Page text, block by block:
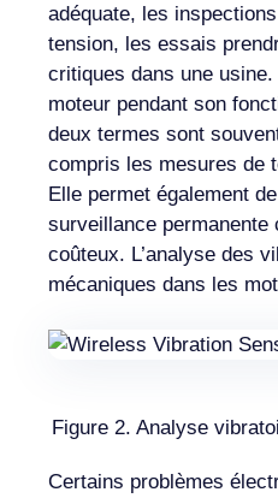
adéquate, les
tension, les essais
critiques dans une
moteur pendant son
deux termes sont
compris les mesures de
Elle permet également
surveillance permanente
coûteux. L’analyse des
mécaniques dans les
Figure 2. Analyse
Certains problèmes